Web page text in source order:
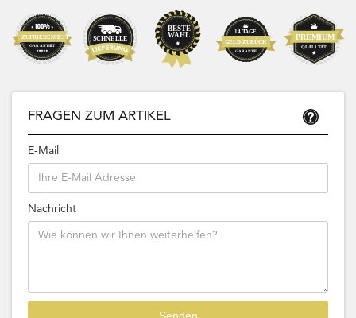
FRAGEN ZUM ARTIKEL
E-Mail
Nachricht